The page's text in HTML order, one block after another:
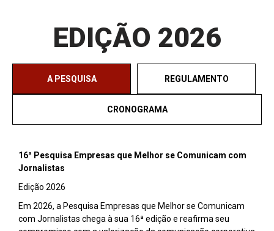
EDIÇÃO 2026
A PESQUISA REGULAMENTO
CRONOGRAMA
16ª Pesquisa Empresas que Melhor se Comunicam com
Jornalistas
Edição 2026
Em 2026, a Pesquisa Empresas que Melhor se Comunicam
com Jornalistas chega à sua 16ª edição e reafirma seu